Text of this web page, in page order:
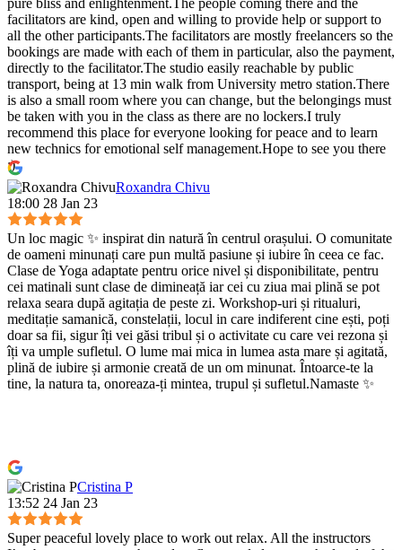
facilitators are kind, open and willing to provide help or support to
all the other participants.The facilitators are mostly freelancers so the
bookings are made with each of them in particular, also the payment,
directly to the facilitator.The studio easily reachable by public
transport, being at 13 min walk from University metro station.There
is also a small room where you can change, but the belongings must
be taken with you in the class as there are no lockers.I truly
recommend this place for everyone looking for peace and to learn
new technics for emotional self management.Hope to see you there
:)
Roxandra Chivu
18:00 28 Jan 23
Un loc magic ✨ inspirat din natură în centrul orașului. O comunitate
de oameni minunați care pun multă pasiune și iubire în ceea ce fac.
Clase de Yoga adaptate pentru orice nivel și disponibilitate, pentru
cei matinali sunt clase de dimineață iar cei cu ziua mai plină se pot
relaxa seara după agitația de peste zi. Workshop-uri și ritualuri,
meditație samanică, constelații, locul in care indiferent cine ești, poți
doar sa fii, sigur îți vei găsi tribul și o activitate cu care vei rezona și
îți va umple sufletul. O lume mai mica in lumea asta mare și agitată,
plină de iubire și armonie creată de un om minunat. Întoarce-te la
tine, la natura ta, onoreaza-ți mintea, trupul și sufletul.Namaste ✨
Cristina P
13:52 24 Jan 23
Super peaceful lovely place to work out relax. All the instructors